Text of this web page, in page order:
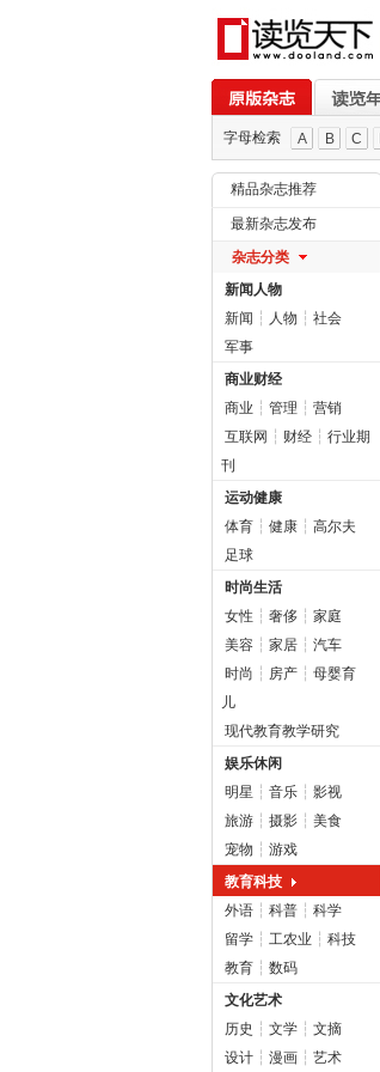
字母检索 A B C
精品杂志推荐
最新杂志发布
杂志分类
新闻人物
新闻 ┆ 人物 ┆ 社会
军事
商业财经
商业 ┆ 管理 ┆ 营销
互联网 ┆ 财经 ┆ 行业期
刊
运动健康
体育 ┆ 健康 ┆ 高尔夫
足球
时尚生活
女性 ┆ 奢侈 ┆ 家庭
美容 ┆ 家居 ┆ 汽车
时尚 ┆ 房产 ┆ 母婴育
儿
现代教育教学研究
娱乐休闲
明星 ┆ 音乐 ┆ 影视
旅游 ┆ 摄影 ┆ 美食
宠物 ┆ 游戏
教育科技
外语 ┆ 科普 ┆ 科学
留学 ┆ 工农业 ┆ 科技
教育 ┆ 数码
文化艺术
历史 ┆ 文学 ┆ 文摘
设计 ┆ 漫画 ┆ 艺术